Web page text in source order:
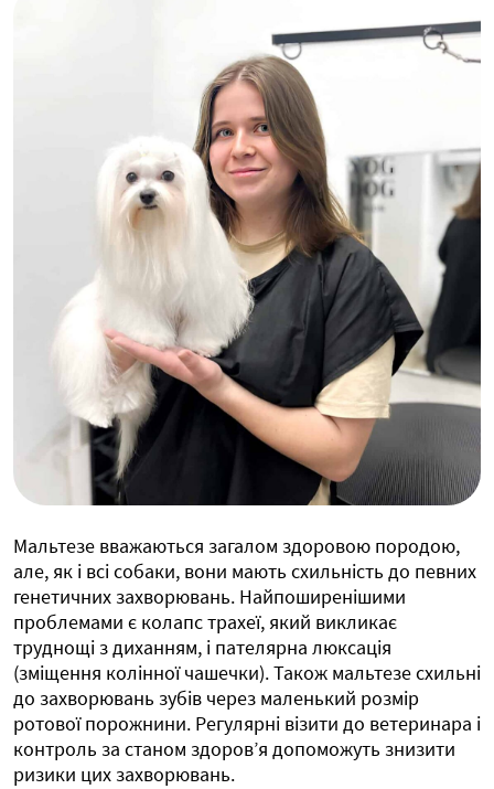
Мальтезе вважаються загалом здоровою породою,
але, як і всі собаки, вони мають схильність до певних
генетичних захворювань. Найпоширенішими
проблемами є колапс трахеї, який викликає
труднощі з диханням, і пателярна люксація
(зміщення колінної чашечки). Також мальтезе схильні
до захворювань зубів через маленький розмір
ротової порожнини. Регулярні візити до ветеринара і
контроль за станом здоров’я допоможуть знизити
ризики цих захворювань.